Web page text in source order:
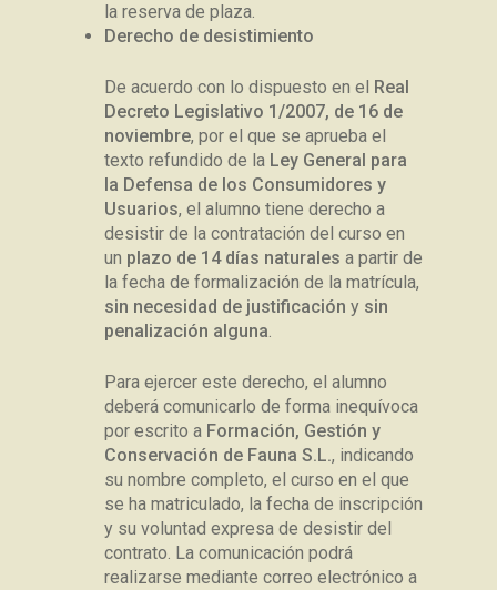
la reserva de plaza.
Derecho de desistimiento
De acuerdo con lo dispuesto en el Real
Decreto Legislativo 1/2007, de 16 de
noviembre, por el que se aprueba el
texto refundido de la Ley General para
la Defensa de los Consumidores y
Usuarios, el alumno tiene derecho a
desistir de la contratación del curso en
un plazo de 14 días naturales a partir de
la fecha de formalización de la matrícula,
sin necesidad de justificación y sin
penalización alguna.
Para ejercer este derecho, el alumno
deberá comunicarlo de forma inequívoca
por escrito a Formación, Gestión y
Conservación de Fauna S.L., indicando
su nombre completo, el curso en el que
se ha matriculado, la fecha de inscripción
y su voluntad expresa de desistir del
contrato. La comunicación podrá
realizarse mediante correo electrónico a